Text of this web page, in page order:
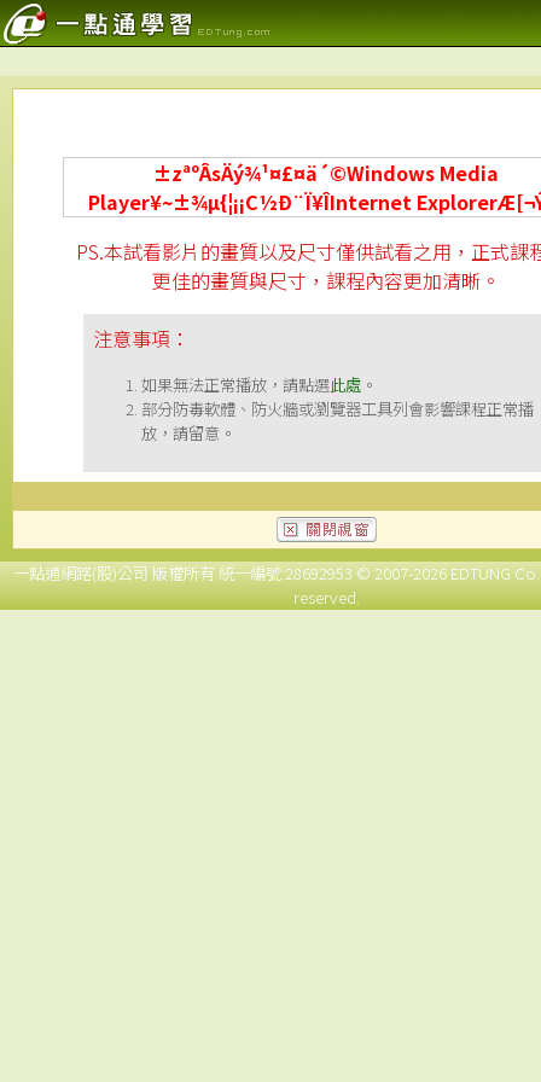
±zªºÂsÄý¾¹¤£¤ä´©Windows Media
Player¥~±¾µ{¦¡¡C½Ð¨Ï¥ÎInternet
PS.本試看影片的畫質以及尺寸僅供試看之用，正式課
更佳的畫質與尺寸，課程內容更加清晰。
注意事項：
如果無法正常播放，請點選此處。
部分防毒軟體、防火牆或瀏覽器工具列會影響課程正常播
放，請留意。
一點通網路(股)公司 版權所有 統一編號:28692953 © 2007-2026 EDTUNG
reserved.